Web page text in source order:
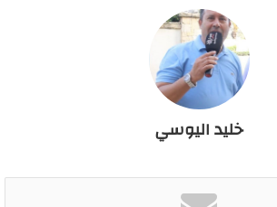
خليد اليوسي